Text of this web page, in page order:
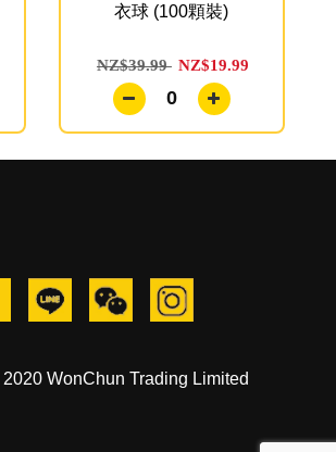
衣球 (100顆裝)
NZ$39.99 NZ$19.99
0
WonChun Trading Limited